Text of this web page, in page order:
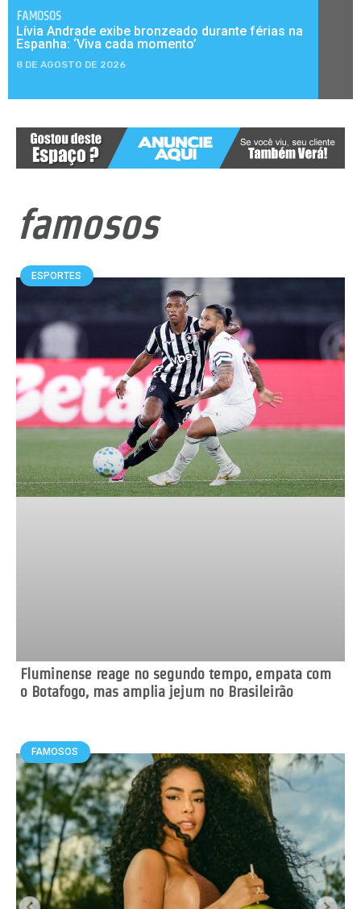
FAMOSOS
Lívia Andrade exibe bronzeado durante férias na
Espanha: ‘Viva cada momento’
8 DE AGOSTO DE 2026
famosos
ESPORTES
Fluminense reage no segundo tempo, empata com
o Botafogo, mas amplia jejum no Brasileirão
FAMOSOS